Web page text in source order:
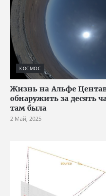
КОСМОС
Жизнь на Альфе
обнаружить за десять
там была
2 Май, 2025